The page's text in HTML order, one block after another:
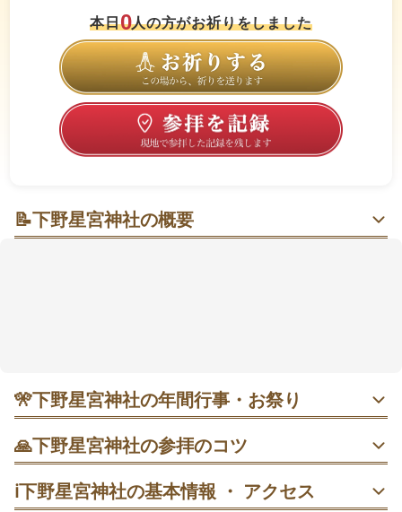
本日0人の方がお祈りをしました
📝下野星宮神社の概要
く、年末から節分にかけてのライトアップも話題で
す。季節の花手水が彩る景色の中で、心を整える時間
をどうぞ✨
🎌下野星宮神社の年間行事・お祭り
1月1日 歳旦祭｜皇室の繁栄と国家安泰、五穀豊穣を祈る新
年の神事。元日は混雑の見込み。早朝が落ち着きやすい傾
向。https://hoshinomiya-jinjya.com/gyouji/
🙏下野星宮神社の参拝のコツ
先に本殿で参拝→大鳥居で願い事を記入→撮影→最後に一
礼の順で。混雑が落ち着く夕方〜夜がおすすめ。
ℹ️下野星宮神社の基本情報 ・ アクセス